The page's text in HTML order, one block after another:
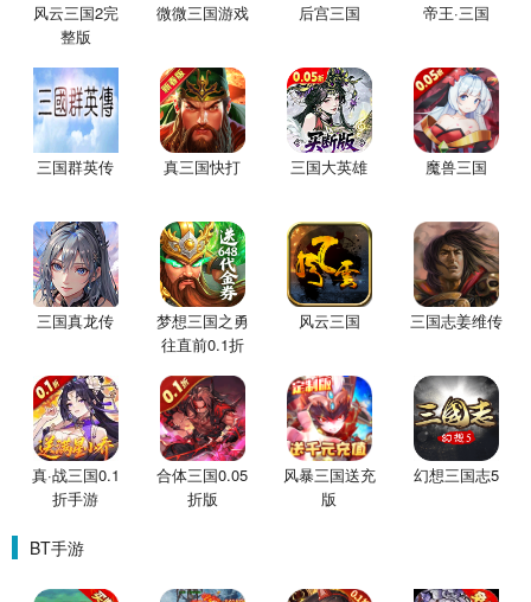
风云三国2完
整版
微微三国游戏 后宫三国 帝王·三国
三国群英传 真三国快打 三国大英雄 魔兽三国
三国真龙传
梦想三国之勇
往直前0.1折
风云三国 三国志姜维传
真·战三国0.1
折手游
合体三国0.05
折版
风暴三国送充
版
幻想三国志5
BT手游